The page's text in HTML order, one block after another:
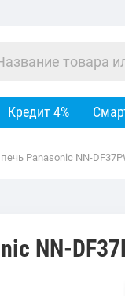
Кредит 4%
Panasonic NN-
NN-